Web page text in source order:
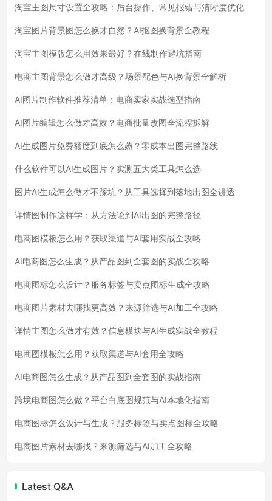
淘宝主图尺寸设置全攻略：后台操作、常见报错与清晰度优化
淘宝图片背景图怎么换才自然？AI抠图换背景全教程
淘宝主图模版怎么用效果最好？在线制作避坑指南
电商主图背景怎么做才高级？场景配色与AI换背景全解析
AI图片制作软件推荐清单：电商卖家实战选型指南
AI图片编辑怎么做才高效？电商批量改图全流程拆解
AI生成图片免费额度到底怎么薅？零成本出图完整路线
什么软件可以AI生成图片？实测五大类工具怎么选
图片AI生成怎么做才不踩坑？从工具选择到落地出图全讲透
详情图制作这样学：从方法论到AI出图的完整路径
电商图模板怎么用？获取渠道与AI套用实战全攻略
AI电商图怎么生成？从产品图到全套图的实战全攻略
电商图标怎么设计？服务标签与卖点图标生成全攻略
电商图片素材去哪找更高效？来源筛选与AI加工全攻略
详情主图怎么做才有效？信息模块与AI生成实战全教程
电商图模板怎么用？获取渠道与AI套用全攻略
AI电商图怎么生成？从产品图到全套图的实战指南
跨境电商图怎么做？平台白底图规范与AI本地化指南
电商图标怎么设计与生成？服务标签与卖点图标全攻略
电商图片素材去哪找？来源筛选与AI加工全攻略
Latest Q&A